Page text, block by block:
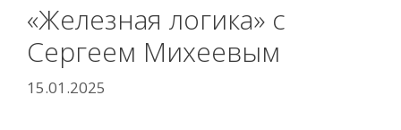
«Железная логика» с
Сергеем Михеевым
15.01.2025